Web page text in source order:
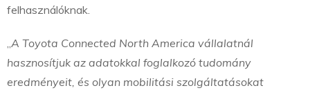
felhasználóknak.
„A Toyota Connected North America vállalatnál
hasznosítjuk az adatokkal foglalkozó tudomány
eredményeit, és olyan mobilitási szolgáltatásokat